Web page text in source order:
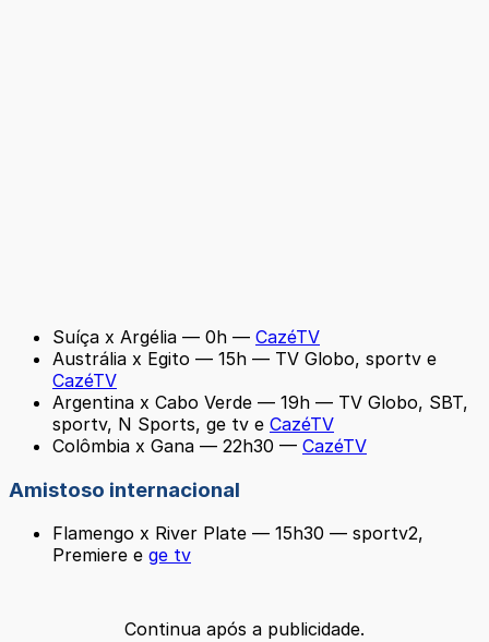
Suíça x Argélia — 0h — CazéTV
Austrália x Egito — 15h — TV Globo, sportv e
CazéTV
Argentina x Cabo Verde — 19h — TV Globo, SBT,
sportv, N Sports, ge tv e CazéTV
Colômbia x Gana — 22h30 — CazéTV
Amistoso internacional
Flamengo x River Plate — 15h30 — sportv2,
Premiere e ge tv
Continua após a publicidade.